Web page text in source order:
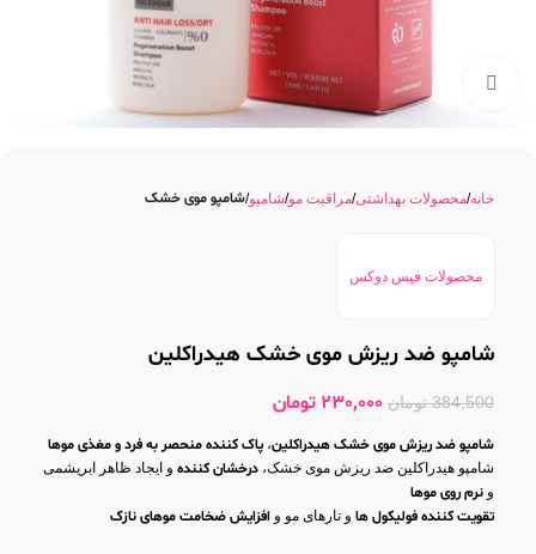
بزرگنمایی تصویر
خانه محصولات بهداشتی مراقبت مو شامپو شامپو موی خشک
محصولات فیس دوکس
شامپو ضد ریزش موی خشک هیدراکلین
384,500 تومان 230,000 تومان
شامپو ضد ریزش موی خشک هیدراکلین، پاک کننده منحصر به فرد و مغذی موها
شامپو هیدراکلین ضد ریزش موی خشک، درخشان کننده و ایجاد ظاهر ابریشمی
و نرم روی موها
تقویت کننده فولیکول ها و تارهای مو و افزایش ضخامت موهای نازک